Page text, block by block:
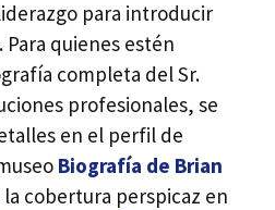
para introducir
quienes estén
completa del Sr.
profesionales, se
en el perfil de
Biografía de Brian
la cobertura perspicaz en